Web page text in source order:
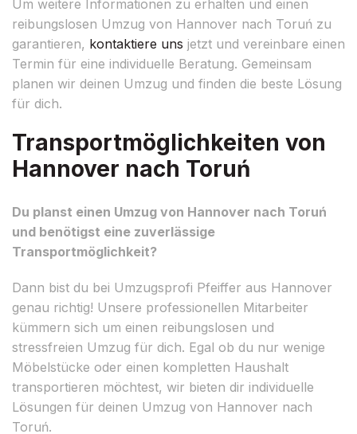
Um weitere Informationen zu erhalten und einen
reibungslosen Umzug von Hannover nach Toruń zu
garantieren, kontaktiere uns jetzt und vereinbare einen
Termin für eine individuelle Beratung. Gemeinsam
planen wir deinen Umzug und finden die beste Lösung
für dich.
Transportmöglichkeiten von
Hannover nach Toruń
Du planst einen Umzug von Hannover nach Toruń
und benötigst eine zuverlässige
Transportmöglichkeit?
Dann bist du bei Umzugsprofi Pfeiffer aus Hannover
genau richtig! Unsere professionellen Mitarbeiter
kümmern sich um einen reibungslosen und
stressfreien Umzug für dich. Egal ob du nur wenige
Möbelstücke oder einen kompletten Haushalt
transportieren möchtest, wir bieten dir individuelle
Lösungen für deinen Umzug von Hannover nach
Toruń.